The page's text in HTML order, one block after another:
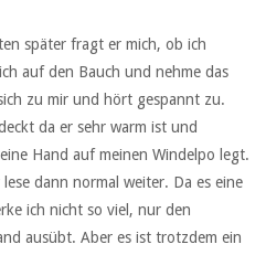
später fragt er mich, ob ich
auf den Bauch und nehme das
zu mir und hört gespannt zu.
da er sehr warm ist und
Hand auf meinen Windelpo legt.
dann normal weiter. Da es eine
ich nicht so viel, nur den
ausübt. Aber es ist trotzdem ein